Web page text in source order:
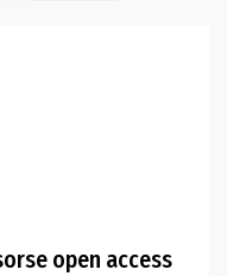
open access